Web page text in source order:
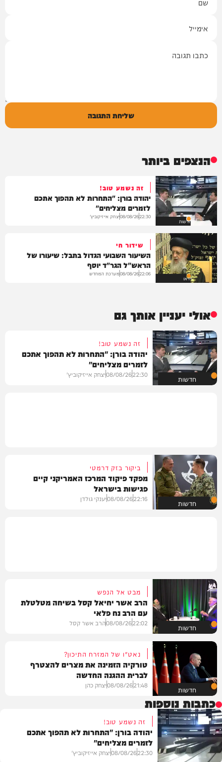
שליחת התגובה
הנצפים ביותר
חדשות
זה נשמע טוב!
יהודה בורן: "התחרות לא תהפוך אתכם
לזמרים מצליחים"
22:30
08/08/26יצחק אייזיקוביץ'
וידאו
שידור חי
השיעור השבועי הגדול בתבל: שיעורו של
הראש"ל הגר"ד יוסף
22:06
08/08/26מערכת המחדש
אולי יעניין אותך גם
חדשות
זה נשמע טוב!
יהודה בורן: "התחרות לא תהפוך אתכם
לזמרים מצליחים"
22:30
08/08/26יצחק אייזיקוביץ'
חדשות
ביקור בזק דרמטי
מפקד פיקוד המרכז האמריקני קיים
פגישות בישראל
22:16
08/08/26יענקי גולדן
חדשות
מבט אל הנפש
הרב אשר יחיאל קסל בשיחה מטלטלת
עם הרב נח פלאי
22:02
08/08/26הרב אשר קסל
חדשות
נאט"ו של המזרח התיכון?
טורקיה הזמינה את מצרים להצטרף
לברית ההגנה החדשה
21:48
08/08/26יצחק כהן
כתבות נוספות
זה נשמע טוב!
יהודה בורן: "התחרות לא תהפוך אתכם
לזמרים מצליחים"
22:30
08/08/26יצחק אייזיקוביץ'